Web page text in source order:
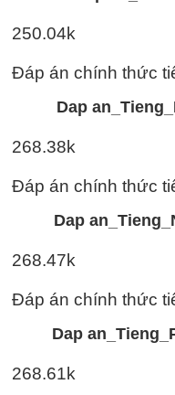
250.04k
Đáp án chính thức
Dap
268.38k
Đáp án chính thức
Dap
268.47k
Đáp án chính thức
Dap
268.61k